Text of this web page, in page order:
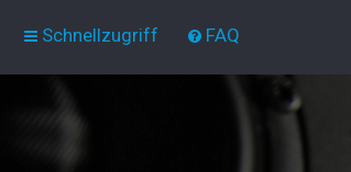
Schnellzugriff FAQ